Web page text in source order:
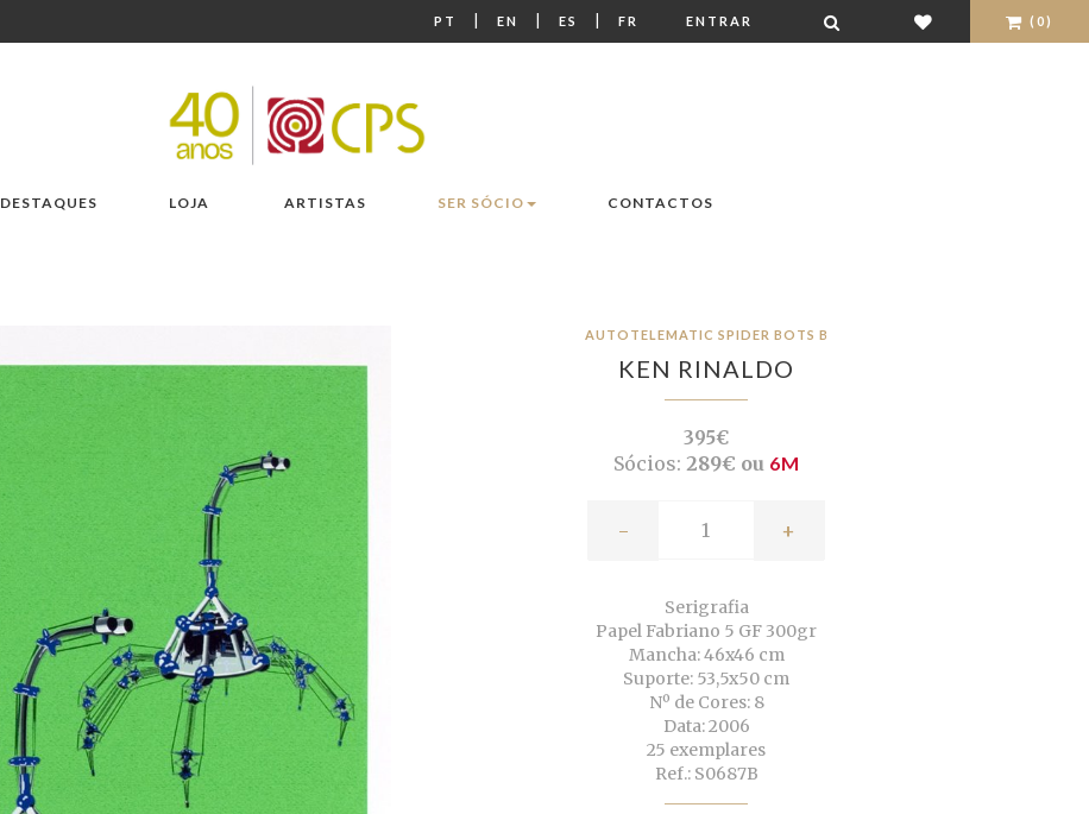
PT | EN | ES | FR ENTRAR (0)
DESTAQUES LOJA ARTISTAS SER SÓCIO CONTACTOS
AUTOTELEMATIC SPIDER BOTS B
KEN RINALDO
395€
Sócios: 289€ ou 6M
- +
Serigrafia
Papel Fabriano 5 GF 300gr
Mancha: 46x46 cm
Suporte: 53,5x50 cm
Nº de Cores: 8
Data: 2006
25 exemplares
Ref.: S0687B